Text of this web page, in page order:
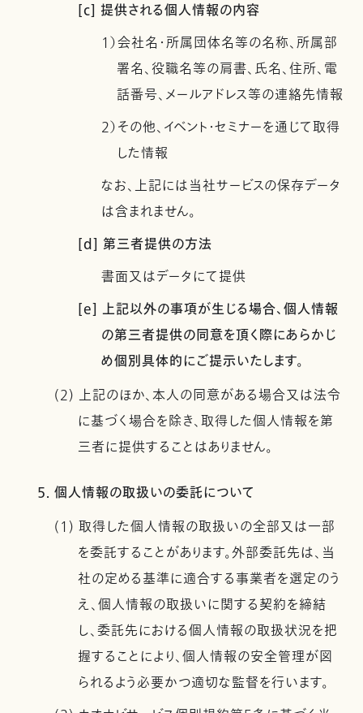
[c] 提供される個人情報の内容
1）会社名・所属団体名等の名称、所属部
署名、役職名等の肩書、氏名、住所、電
話番号、メールアドレス等の連絡先情報
2）その他、イベント・セミナーを通じて取得
した情報
なお、上記には当社サービスの保存データ
は含まれません。
[d] 第三者提供の方法
書面又はデータにて提供
[e] 上記以外の事項が生じる場合、個人情報
の第三者提供の同意を頂く際にあらかじ
め個別具体的にご提示いたします。
(2) 上記のほか、本人の同意がある場合又は法令
に基づく場合を除き、取得した個人情報を第
三者に提供することはありません。
5. 個人情報の取扱いの委託について
(1) 取得した個人情報の取扱いの全部又は一部
を委託することがあります。外部委託先は、当
社の定める基準に適合する事業者を選定のう
え、個人情報の取扱いに関する契約を締結
し、委託先における個人情報の取扱状況を把
握することにより、個人情報の安全管理が図
られるよう必要かつ適切な監督を行います。